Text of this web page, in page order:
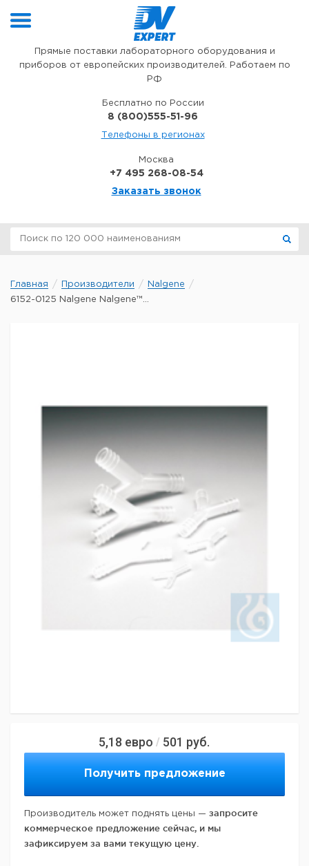
Прямые поставки лабораторного оборудования и
приборов от европейских производителей. Работаем по
РФ
Бесплатно по России
8 (800)555-51-96
Телефоны в регионах
Москва
+7 495 268-08-54
Заказать звонок
Главная Производители
Nalgene
6152-0125 Nalgene Nalgene™...
5,18 евро / 501 руб.
Получить предложение
Производитель может поднять цены — запросите
коммерческое предложение сейчас, и мы
зафиксируем за вами текущую цену.